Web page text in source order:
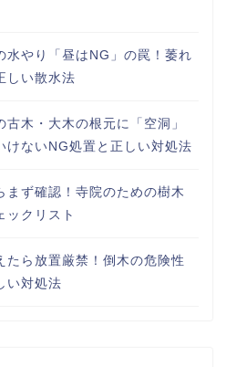
水やり「昼はNG」の罠！萎れ
しい散水法
古木・大木の根元に「空洞」
けないNG処置と正しい対処法
まず確認！寺院のための樹木
ックリスト
たら放置厳禁！倒木の危険性
い対処法